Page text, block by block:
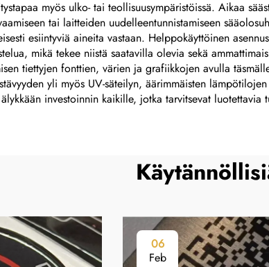
myös ulko- tai teollisuusympäristöissä. Aikaa
tai laitteiden uudelleentunnistamiseen
esiintyviä aineita vastaan. Helppokäyttöinen
mikä tekee niistä saatavilla olevia sekä
tiettyjen fonttien, värien ja grafiikkojen avulla
yli myös UV-säteilyn, äärimmäisten
investoinnin kaikille, jotka tarvitsevat luotettavia
06
Feb